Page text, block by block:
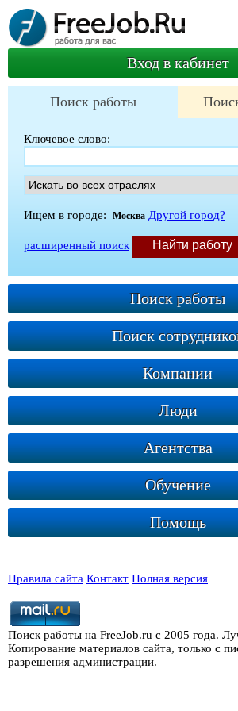
Вход в кабинет
Поиск работы
Ключевое слово:
Ищем в городе: Москва Другой город?
расширенный поиск
Поиск работы
Поиск
Компании
Люди
Агентства
Обучение
Помощь
Правила сайта Контакт Полная версия
Поиск работы на FreeJob.ru с 2005 года.
Копирование материалов сайта, только с
разрешения администрации.